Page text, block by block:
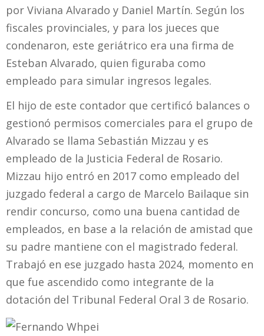
por Viviana Alvarado y Daniel Martín. Según los
fiscales provinciales, y para los jueces que
condenaron, este geriátrico era una firma de
Esteban Alvarado, quien figuraba como
empleado para simular ingresos legales.
El hijo de este contador que certificó balances o
gestionó permisos comerciales para el grupo de
Alvarado se llama Sebastián Mizzau y es
empleado de la Justicia Federal de Rosario.
Mizzau hijo entró en 2017 como empleado del
juzgado federal a cargo de Marcelo Bailaque sin
rendir concurso, como una buena cantidad de
empleados, en base a la relación de amistad que
su padre mantiene con el magistrado federal.
Trabajó en ese juzgado hasta 2024, momento en
que fue ascendido como integrante de la
dotación del Tribunal Federal Oral 3 de Rosario.